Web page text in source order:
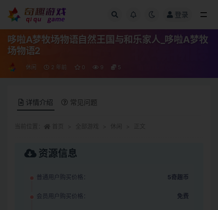
登录
哆啦A梦牧场物语自然王国与和乐家人_哆啦A梦牧
场物语2
休闲 2 年前 0 9 5
详情介绍 常见问题
资源信息
普通用户购买价格： 5奇趣币
会员用户购买价格： 免费